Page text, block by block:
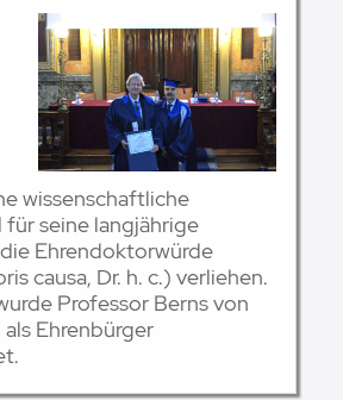
wissenschaftliche
seine langjährige
Ehrendoktorwürde
causa, Dr. h. c.) verliehen.
Professor Berns von
Ehrenbürger